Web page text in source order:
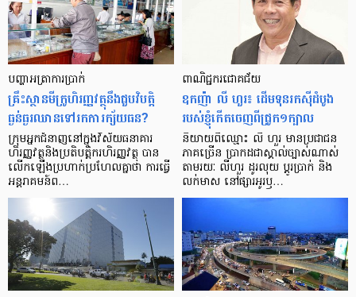
បញ្ហា​អត្រា​ការប្រាក់
គ្រឹះស្ថាន​មីក្រូ​ហិរញ្ញវត្ថុ​នឹង​ជួប​វិបត្តិ​
ធ្ងន់ធ្ងរ​ឈាន​ទៅ​រក​ការ​ក្ស័យធន?
ក្រុម​អ្នក​ជំនាញ​នៅ​ក្នុង​វិស័យ​ធនាគារ
ហិរញ្ញវត្ថុ​និង​ប្រតិបត្តិករ​ហិរញ្ញ​វត្ថុ បាន​​
លើក​ឡើង​ប្រហាក់​ប្រហែល​គ្នា​ថា ការ​ធ្វើ​
អន្តរាគមន៍​ព…
ពាណិជ្ជករជោគជ័យ
ឧកញ៉ា លី ហួរ៖ ដើមទុនរកស៊ីដំបូង
របស់ខ្ញុំកើតចេញពីជ្រូក១ក្បាល
និយាយ​ពី​ឈ្មោះ លី ហួរ មាន​ប្រជាជន​
ភាគ​ច្រើន ប្រាកដ​ជា​ស្គាល់​ច្បាស់​ណាស់
តាមរយៈ លីហួរ ដូរ​លុយ ប្តូរ​បា្រក់ និង​
លក់​មាស នៅ​ផ្សារ​អូរ​ឫ…